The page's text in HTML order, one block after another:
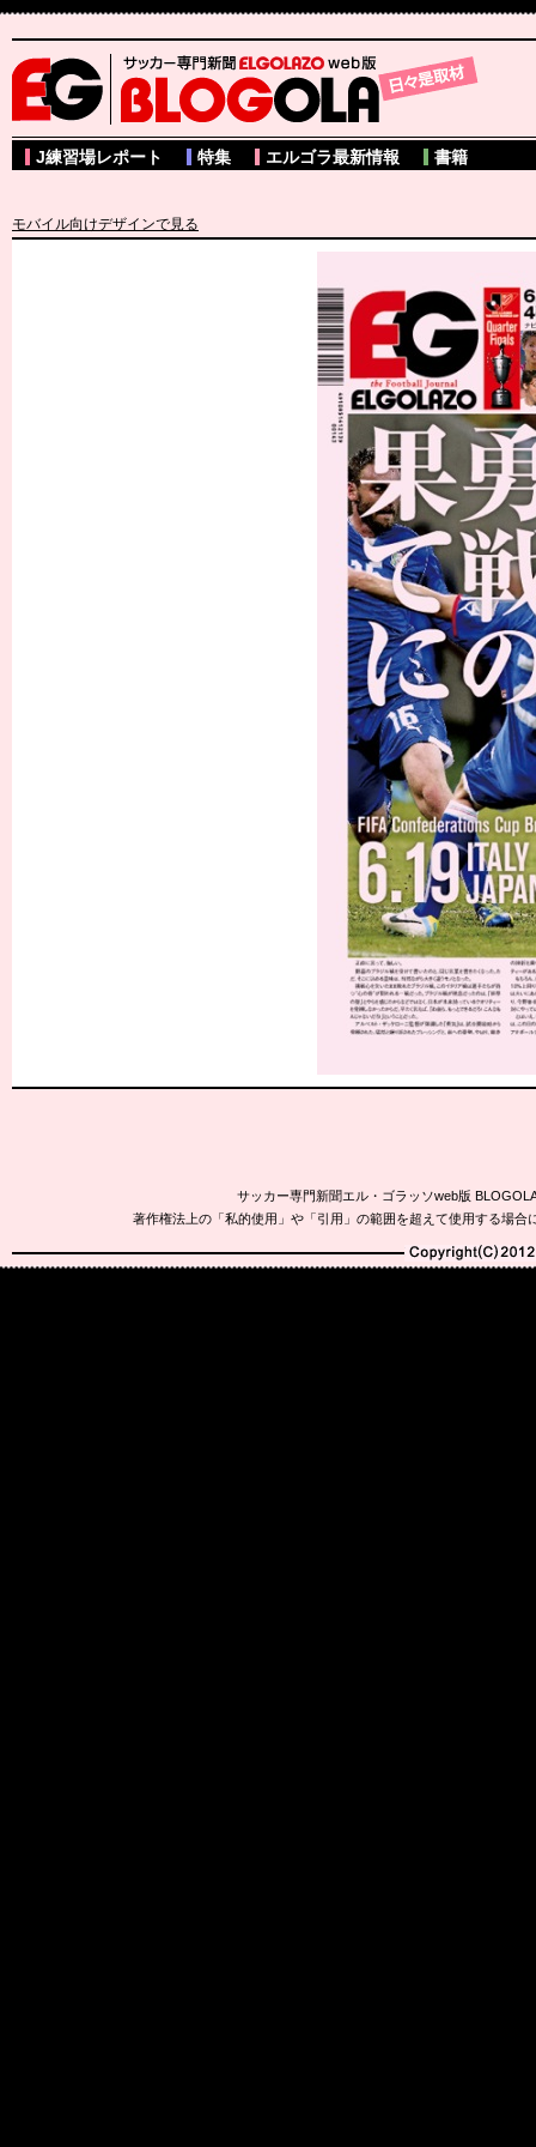
サッカー専門新聞ELGOLAZO web版 BLOGOLA
J練習場レポート 特集 エルゴラ最新情報 書籍
モバイル向けデザインで見る
サッカー専門新聞エル・ゴラッソweb版
著作権法上の「私的使用」や「引用」の範囲を超えて使用する場
Copyright(C)2010-